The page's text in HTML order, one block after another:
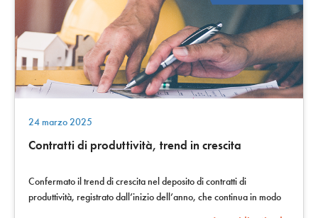
24 marzo 2025
Contratti di produttività, trend in crescita
Confermato il trend di crescita nel deposito di contratti di
produttività, registrato dall’inizio dell’anno, che continua in modo